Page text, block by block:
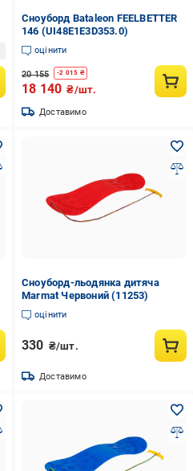
Сноуборд Bataleon FEELBETTER
146 (UI48E1E3D353.0)
оцінити
20 155 -2 015 ₴
18 140 ₴/шт.
Доставимо
Сноуборд-льодянка дитяча
Marmat Червоний (11253)
оцінити
330 ₴/шт.
Доставимо